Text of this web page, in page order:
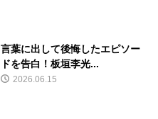
言葉に出して後悔したエピソー
ドを告白！板垣李光...
2026.06.15